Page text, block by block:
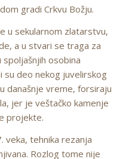
gradi Crkvu Božju.
u sekularnom zlatarstvu,
a u stvari se traga za
osobina
su deo nekog juvelirskog
današnje vreme, forsiraju
jer je veštačko kamenje
projekte.
veka, tehnika rezanja
Rozlog tome nije